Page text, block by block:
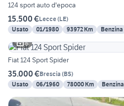
124 sport auto d'epoca
15.500 €Lecce(LE)
Usato
01/1980 93972 Km Benzina
6
Fiat 124 Sport Spider
35.000 €Brescia (BS)
Usato
06/1960 78000 Km Benzina